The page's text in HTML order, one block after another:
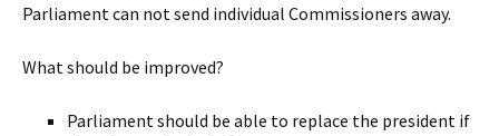
Parliament can not send individual Commissioners away.
What should be improved?
Parliament should be able to replace the president if